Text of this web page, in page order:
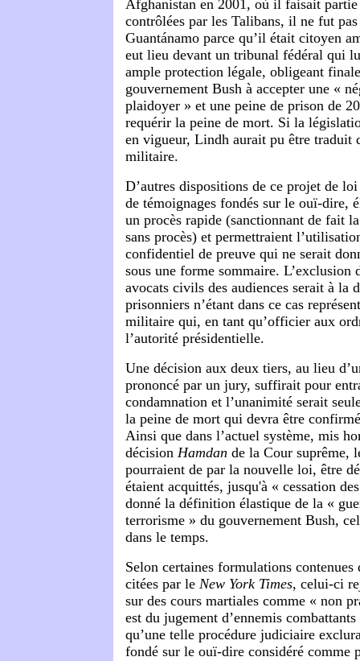
Afghanistan en 2001, où il faisait partie
contrôlées par les Talibans, il ne fut
Guantánamo parce qu’il était citoyen
eut lieu devant un tribunal fédéral qui
ample protection légale, obligeant
gouvernement Bush à accepter une «
plaidoyer » et une peine de prison de
requérir la peine de mort. Si la
en vigueur, Lindh aurait pu être traduit
militaire.
D’autres dispositions de ce projet de
de témoignages fondés sur le ouï-dire,
un procès rapide (sanctionnant de fait
sans procès) et permettraient
confidentiel de preuve qui ne serait
sous une forme sommaire. L’exclusion
avocats civils des audiences serait à la
prisonniers n’étant dans ce cas
militaire qui, en tant qu’officier aux
l’autorité présidentielle.
Une décision aux deux tiers, au lieu
prononcé par un jury, suffirait pour
condamnation et l’unanimité serait
la peine de mort qui devra être
Ainsi que dans l’actuel système, mis
décision Hamdan de la Cour suprême,
pourraient de par la nouvelle loi, être
étaient acquittés, jusqu'à « cessation
donné la définition élastique de la «
terrorisme » du gouvernement Bush,
dans le temps.
Selon certaines formulations
citées par le New York Times, celui-ci
sur des cours martiales comme « non
est du jugement d’ennemis
qu’une telle procédure judiciaire
fondé sur le ouï-dire considéré comme